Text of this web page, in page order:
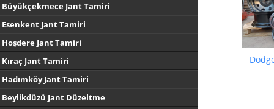
Büyükçekmece Jant Tamiri
Esenkent Jant Tamiri
Hoşdere Jant Tamiri
Kıraç Jant Tamiri
Hadımköy Jant Tamiri
Beylikdüzü Jant Düzeltme